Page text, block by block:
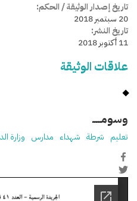
تاريخ إصدار الوثيقة / الحكم:
20 سبتمبر 2018
تاريخ النشر:
11 أكتوبر 2018
علاقات الوثيقة
وسومـــــ
تعليم شرطة شهداء مدارس وزارة